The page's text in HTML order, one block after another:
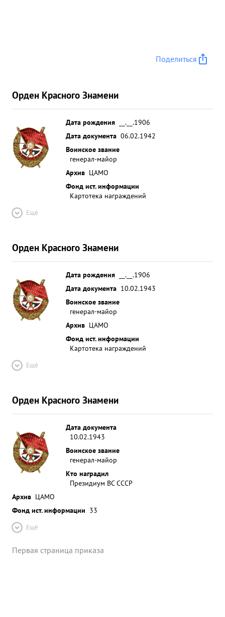
Поделиться
Орден Красного Знамени
Дата рождения
__.__.1906
Дата документа 06.02.1942
Воинское звание
генерал-майор
Архив ЦАМО
Фонд ист. информации
Картотека награждений
Ещё
Орден Красного Знамени
Дата рождения
__.__.1906
Дата документа 10.02.1943
Воинское звание
генерал-майор
Архив ЦАМО
Фонд ист. информации
Картотека награждений
Ещё
Орден Красного Знамени
Дата документа
10.02.1943
Воинское звание
генерал-майор
Кто наградил
Президиум ВС СССР
Архив ЦАМО
Фонд ист. информации 33
Ещё
Первая страница приказа